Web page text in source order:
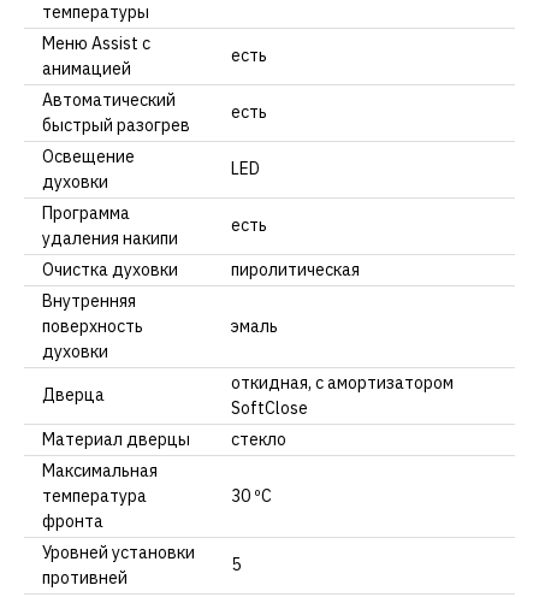
температуры
Меню Assist с
анимацией
есть
Автоматический
быстрый разогрев
есть
Освещение
духовки
LED
Программа
удаления накипи
есть
Очистка духовки
пиролитическая
Внутренняя
поверхность
духовки
эмаль
Дверца
откидная, с амортизатором
SoftClose
Материал дверцы
стекло
Максимальная
температура
фронта
30 ºC
Уровней установки
противней
5